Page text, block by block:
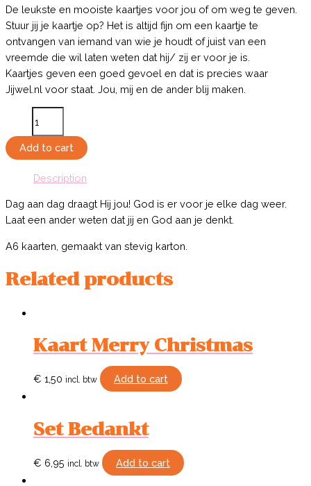
De leukste en mooiste kaartjes voor jou of om weg te geven.
Stuur jij je kaartje op? Het is altijd fijn om een kaartje te
ontvangen van iemand van wie je houdt of juist van een
vreemde die wil laten weten dat hij/ zij er voor je is.
Kaartjes geven een goed gevoel en dat is precies waar
Jijwel.nl voor staat. Jou, mij en de ander blij maken.
Aan
Dag
quantity
Add to cart
Description
Dag aan dag draagt Hij jou! God is er voor je elke dag weer.
Laat een ander weten dat jij en God aan je denkt.
A6 kaarten, gemaakt van stevig karton.
Related products
Kaart Merry Christmas
€ 1,50 incl. btw Add to cart
Set Bedankt
€ 6,95 incl. btw Add to cart